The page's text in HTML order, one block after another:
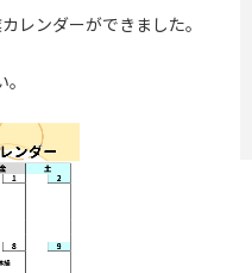
レンダーができました。